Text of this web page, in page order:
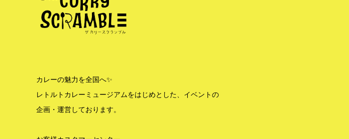
カレーの魅力を全国へ✨
レトルトカレーミュージアムをはじめとした、イベントの
企画・運営しております。